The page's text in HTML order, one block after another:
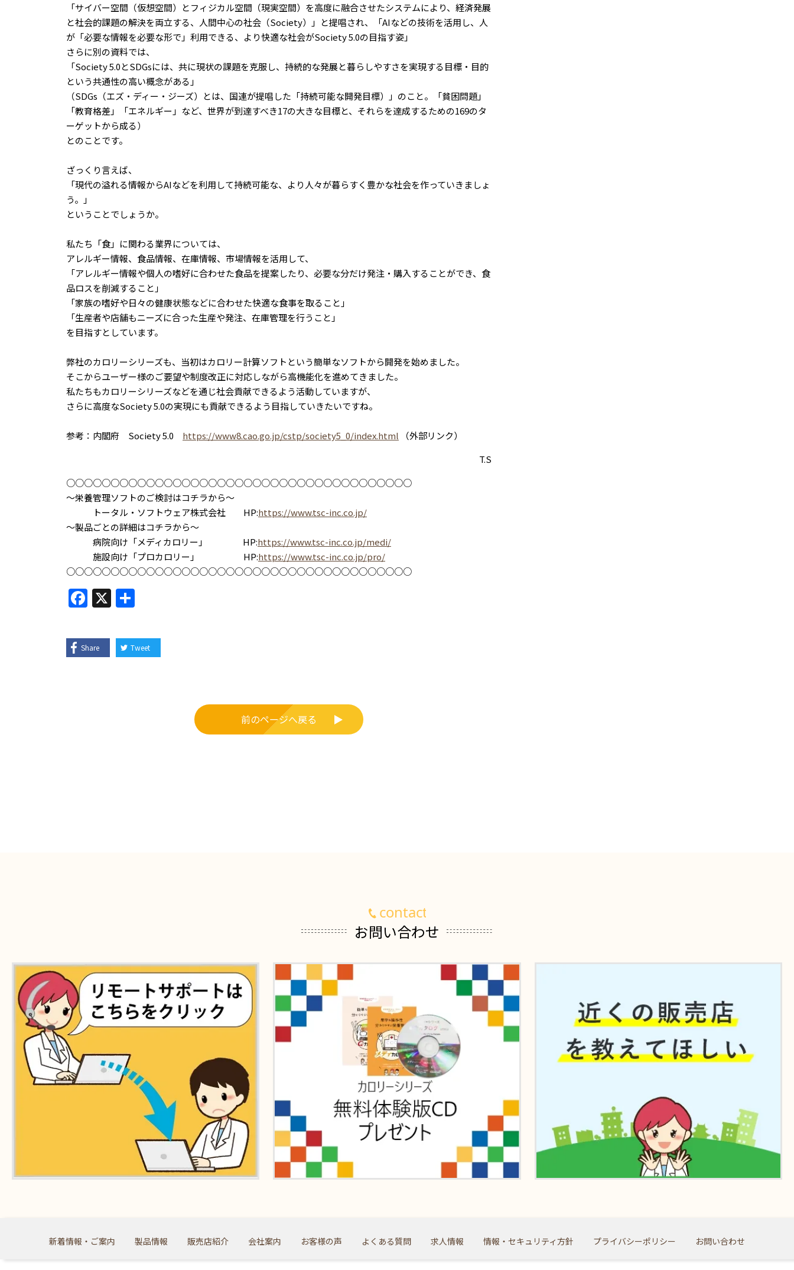
「サイバー空間（仮想空間）とフィジカル空間（現実空間）を高度に融合させたシステムにより、経済発展
と社会的課題の解決を両立する、人間中心の社会（Society）」と提唱され、「AIなどの技術を活用し、人
が「必要な情報を必要な形で」利用できる、より快適な社会がSociety 5.0の目指す姿」
さらに別の資料では、
「Society 5.0とSDGsには、共に現状の課題を克服し、持続的な発展と暮らしやすさを実現する目標・目的
という共通性の高い概念がある」
（SDGs（エズ・ディー・ジーズ）とは、国連が提唱した「持続可能な開発目標）」のこと。「貧困問題」
「教育格差」「エネルギー」など、世界が到達すべき17の大きな目標と、それらを達成するための169のタ
ーゲットから成る）
とのことです。
ざっくり言えば、
「現代の溢れる情報からAIなどを利用して持続可能な、より人々が暮らすく豊かな社会を作っていきましょ
う。」
ということでしょうか。
私たち「食」に関わる業界については、
アレルギー情報、食品情報、在庫情報、市場情報を活用して、
「アレルギー情報や個人の嗜好に合わせた食品を提案したり、必要な分だけ発注・購入することができ、食
品ロスを削減すること」
「家族の嗜好や日々の健康状態などに合わせた快適な食事を取ること」
「生産者や店舗もニーズに合った生産や発注、在庫管理を行うこと」
を目指すとしています。
弊社のカロリーシリーズも、当初はカロリー計算ソフトという簡単なソフトから開発を始めました。
そこからユーザー様のご要望や制度改正に対応しながら高機能化を進めてきました。
私たちもカロリーシリーズなどを通じ社会貢献できるよう活動していますが、
さらに高度なSociety 5.0の実現にも貢献できるよう目指していきたいですね。
参考：内閣府 Society 5.0 https://www8.cao.go.jp/cstp/society5_0/index.html （外部リンク）
T.S
○○○○○○○○○○○○○○○○○○○○○○○○○○○○○○○○○○○○○○○
～栄養管理ソフトのご検討はコチラから～
トータル・ソフトウェア株式会社 HP:https://www.tsc-inc.co.jp/
～製品ごとの詳細はコチラから～
病院向け「メディカロリー」 HP:https://www.tsc-inc.co.jp/medi/
施設向け「プロカロリー」 HP:https://www.tsc-inc.co.jp/pro/
○○○○○○○○○○○○○○○○○○○○○○○○○○○○○○○○○○○○○○○
F
a
c
e
X
Share Tweet
前のページへ戻る
お問い合わせ
新着情報・ご案内 製品情報 販売店紹介 会社案内 お客様の声 よくある質問 求人情報 情報・セキュリティ方針 プライバシーポリシー お問い合わせ